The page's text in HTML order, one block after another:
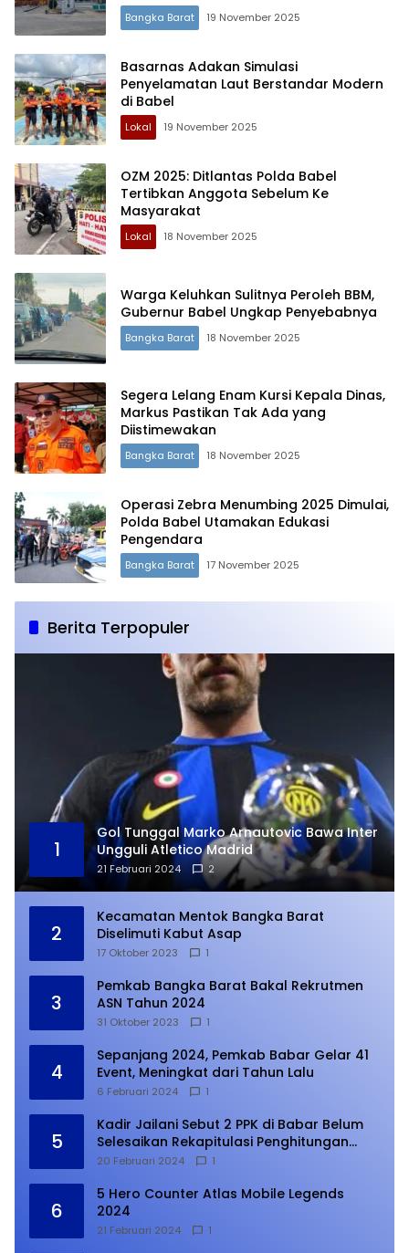
Terdepan Menyorot Fakta.
Bangka Barat 19 November 2025
Basarnas Adakan Simulasi
Penyelamatan Laut Berstandar Modern
di Babel
Lokal 19 November 2025
OZM 2025: Ditlantas Polda Babel
Tertibkan Anggota Sebelum Ke
Masyarakat
Lokal 18 November 2025
Warga Keluhkan Sulitnya Peroleh BBM,
Gubernur Babel Ungkap Penyebabnya
Bangka Barat 18 November 2025
Segera Lelang Enam Kursi Kepala Dinas,
Markus Pastikan Tak Ada yang
Diistimewakan
Bangka Barat 18 November 2025
Operasi Zebra Menumbing 2025 Dimulai,
Polda Babel Utamakan Edukasi
Pengendara
Bangka Barat 17 November 2025
Berita Terpopuler
1
Gol Tunggal Marko Arnautovic Bawa Inter
Ungguli Atletico Madrid
21 Februari 2024 2
2
Kecamatan Mentok Bangka Barat
Diselimuti Kabut Asap
17 Oktober 2023 1
3
Pemkab Bangka Barat Bakal Rekrutmen
ASN Tahun 2024
31 Oktober 2023 1
4
Sepanjang 2024, Pemkab Babar Gelar 41
Event, Meningkat dari Tahun Lalu
6 Februari 2024 1
5
Kadir Jailani Sebut 2 PPK di Babar Belum
Selesaikan Rekapitulasi Penghitungan
Suara
20 Februari 2024 1
6
5 Hero Counter Atlas Mobile Legends
2024
21 Februari 2024 1